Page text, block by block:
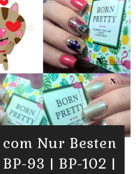
Nur Besten
93 | BP-102 |